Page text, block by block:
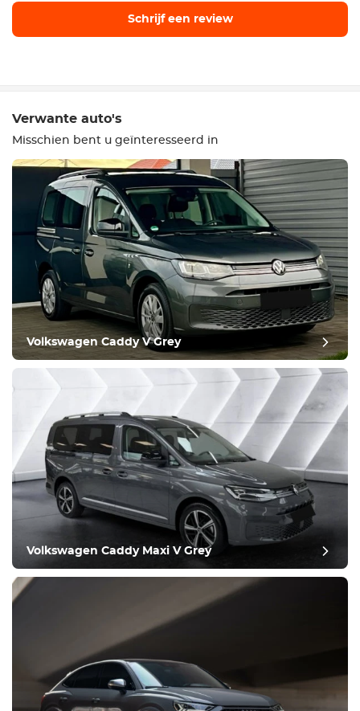
Schrijf een review
Uitrusting
Comfortabel
Klimaatbeheersing
Aandrijving
Voorwaarde
post evaluatie
Verwante auto's
Misschien bent u geïnteresseerd in
Volkswagen Caddy V Grey
Volkswagen Caddy Maxi V Grey